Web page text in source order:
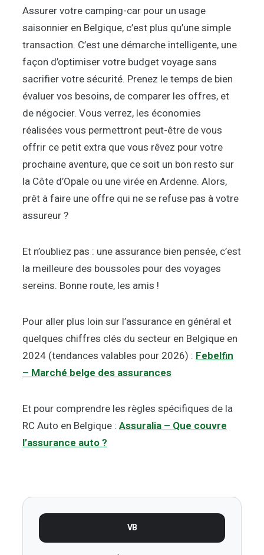
Assurer votre camping-car pour un usage
saisonnier en Belgique, c’est plus qu’une simple
transaction. C’est une démarche intelligente, une
façon d’optimiser votre budget voyage sans
sacrifier votre sécurité. Prenez le temps de bien
évaluer vos besoins, de comparer les offres, et
de négocier. Vous verrez, les économies
réalisées vous permettront peut-être de vous
offrir ce petit extra que vous rêvez pour votre
prochaine aventure, que ce soit un bon resto sur
la Côte d’Opale ou une virée en Ardenne. Alors,
prêt à faire une offre qui ne se refuse pas à votre
assureur ?
Et n’oubliez pas : une assurance bien pensée, c’est
la meilleure des boussoles pour des voyages
sereins. Bonne route, les amis !
Pour aller plus loin sur l’assurance en général et
quelques chiffres clés du secteur en Belgique en
2024 (tendances valables pour 2026) : Febelfin
– Marché belge des assurances
Et pour comprendre les règles spécifiques de la
RC Auto en Belgique : Assuralia – Que couvre
l’assurance auto ?
VB